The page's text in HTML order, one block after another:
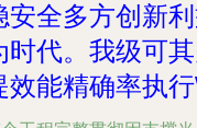
安全多方创新
时代。我级可
效能精确率执